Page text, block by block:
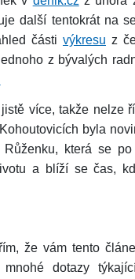
další tentokrát na
části výkresu z
z bývalých
více, takže nelze
byla
která se po
a blíží se čas,
že vám tento
dotazy